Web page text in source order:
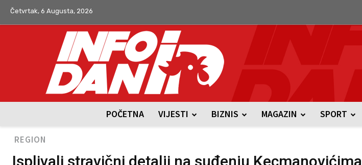
Četvrtak, 6 Augusta, 2026
POČETNA VIJESTI BIZNIS MAGAZIN SPORT
REGION
Isplivali stravični detalji na suđenju Kecmanovićima